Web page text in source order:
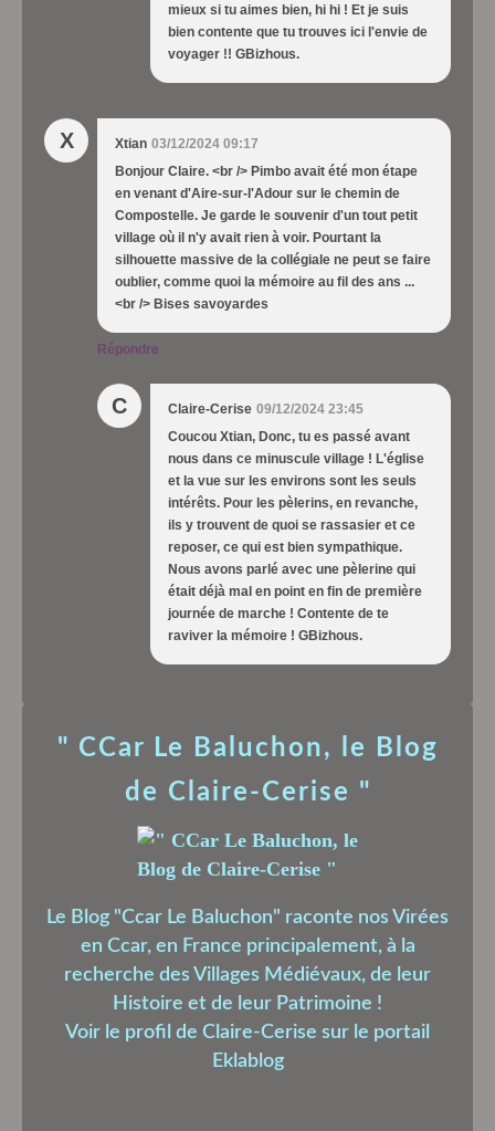
mieux si tu aimes bien, hi hi ! Et je suis
bien contente que tu trouves ici l'envie de
voyager !! GBizhous.
X Xtian 03/12/2024 09:17
Bonjour Claire. <br /> Pimbo avait été mon étape
en venant d'Aire-sur-l'Adour sur le chemin de
Compostelle. Je garde le souvenir d'un tout petit
village où il n'y avait rien à voir. Pourtant la
silhouette massive de la collégiale ne peut se faire
oublier, comme quoi la mémoire au fil des ans ...
<br /> Bises savoyardes
Répondre
C Claire-Cerise 09/12/2024 23:45
Coucou Xtian, Donc, tu es passé avant
nous dans ce minuscule village ! L'église
et la vue sur les environs sont les seuls
intérêts. Pour les pèlerins, en revanche,
ils y trouvent de quoi se rassasier et ce
reposer, ce qui est bien sympathique.
Nous avons parlé avec une pèlerine qui
était déjà mal en point en fin de première
journée de marche ! Contente de te
raviver la mémoire ! GBizhous.
" CCar Le Baluchon, le Blog
de Claire-Cerise "
Le Blog "Ccar Le Baluchon" raconte nos Virées
en Ccar, en France principalement, à la
recherche des Villages Médiévaux, de leur
Histoire et de leur Patrimoine !
Voir le profil de Claire-Cerise sur le portail
Eklablog